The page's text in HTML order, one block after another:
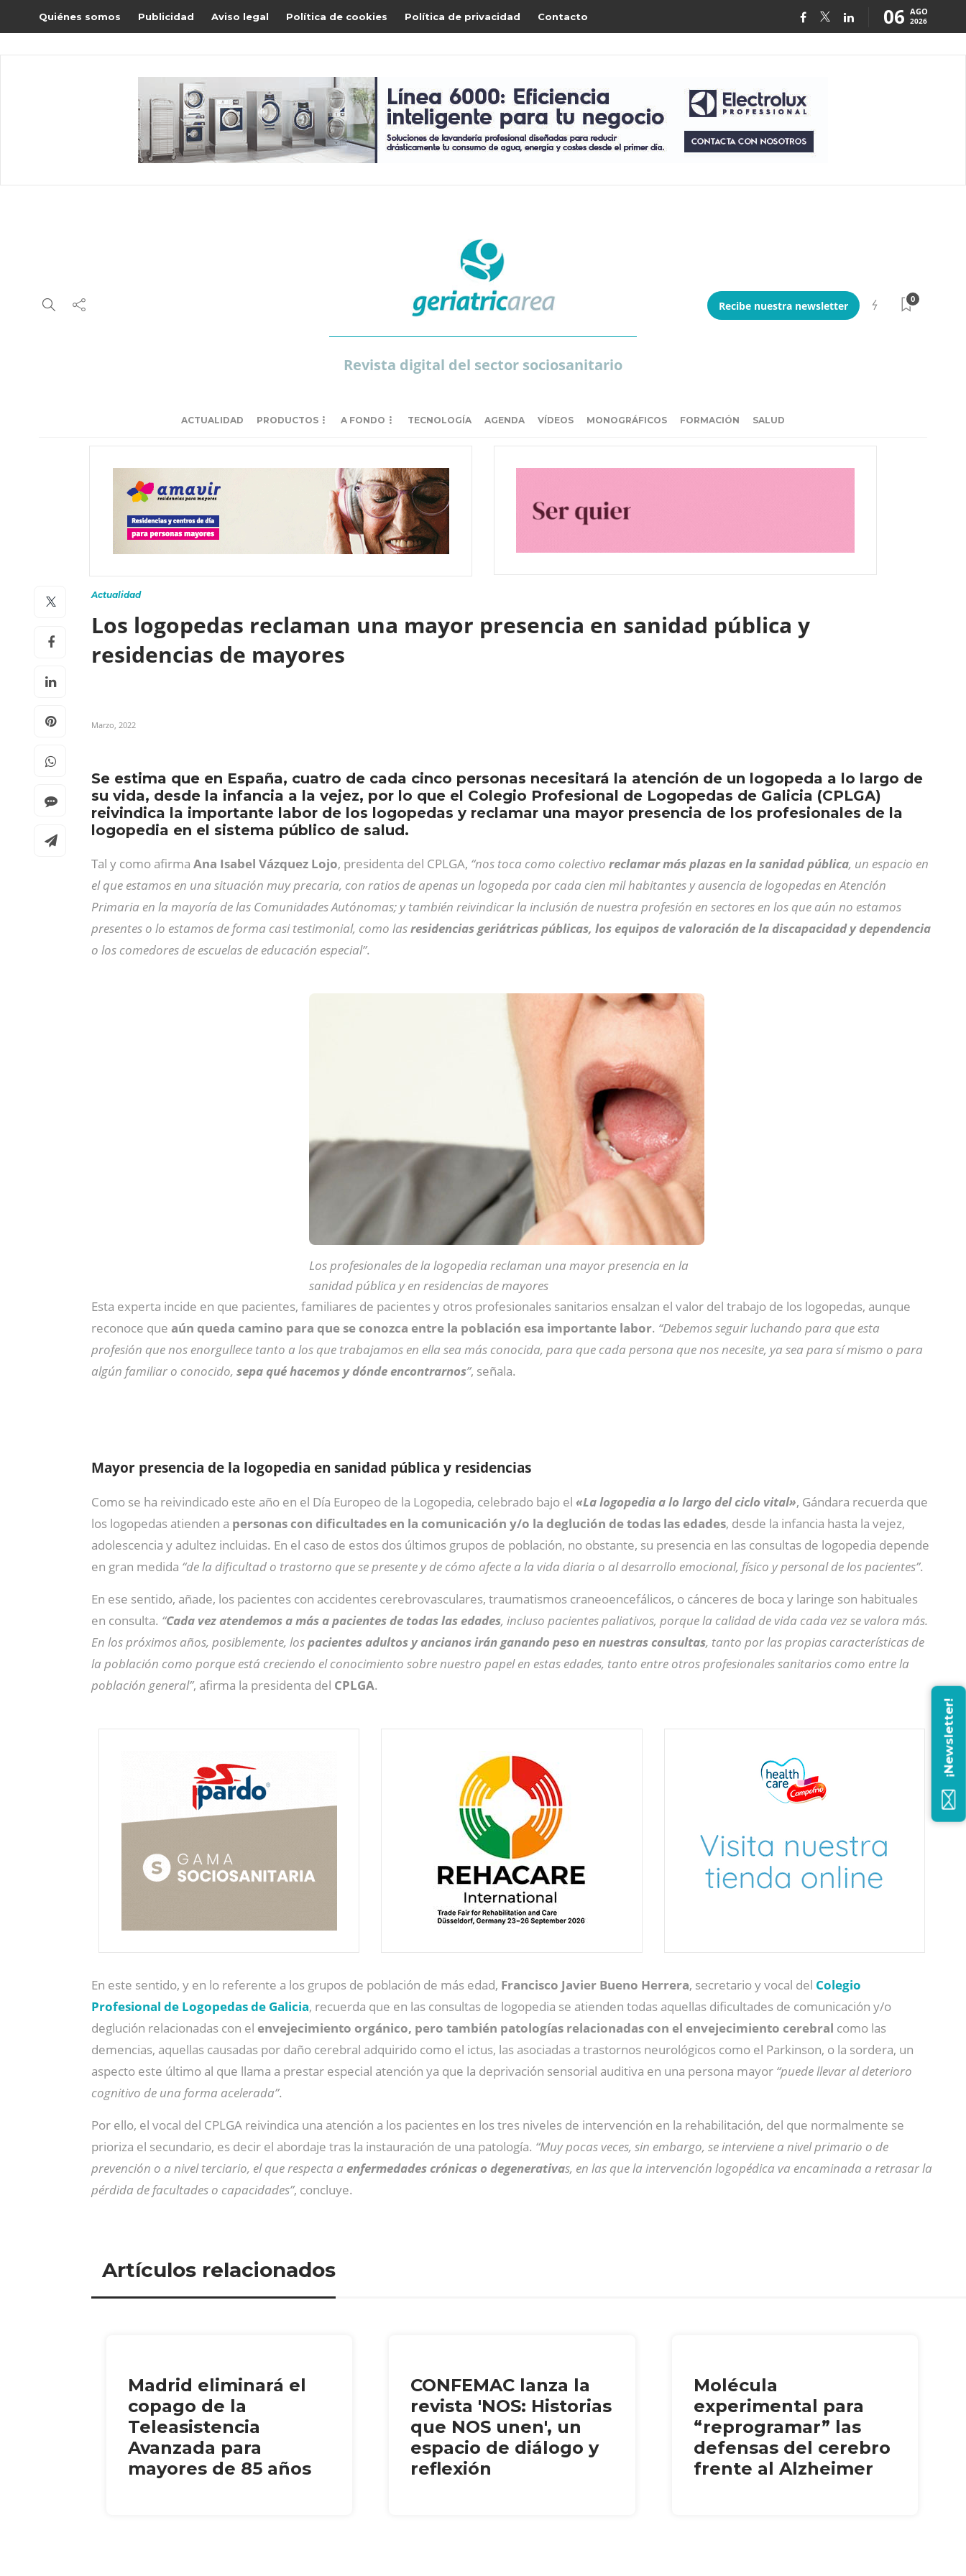
Quiénes somos Publicidad Aviso legal Política de cookies Política de privacidad Contacto 06 AGO
2026
Revista digital del sector sociosanitario
Recibe nuestra newsletter
0
ACTUALIDAD PRODUCTOS A FONDO TECNOLOGÍA AGENDA VÍDEOS MONOGRÁFICOS FORMACIÓN SALUD
Actualidad
Los logopedas reclaman una mayor presencia en sanidad pública y
residencias de mayores
Marzo, 2022
Se estima que en España, cuatro de cada cinco personas necesitará la atención de un logopeda a lo largo de
su vida, desde la infancia a la vejez, por lo que el Colegio Profesional de Logopedas de Galicia (CPLGA)
reivindica la importante labor de los logopedas y reclamar una mayor presencia de los profesionales de la
logopedia en el sistema público de salud.
Tal y como afirma Ana Isabel Vázquez Lojo, presidenta del CPLGA, “nos toca como colectivo reclamar más plazas en la sanidad pública, un espacio en
el que estamos en una situación muy precaria, con ratios de apenas un logopeda por cada cien mil habitantes y ausencia de logopedas en Atención
Primaria en la mayoría de las Comunidades Autónomas; y también reivindicar la inclusión de nuestra profesión en sectores en los que aún no estamos
presentes o lo estamos de forma casi testimonial, como lasresidencias geriátricas públicas, los equipos de valoración de la discapacidad y dependencia
o los comedores de escuelas de educación especial”.
Los profesionales de la logopedia reclaman una mayor presencia en la
sanidad pública y en residencias de mayores
Esta experta incide en que pacientes, familiares de pacientes y otros profesionales sanitarios ensalzan el valor del trabajo de los logopedas, aunque
reconoce que aún queda camino para que se conozca entre la población esa importante labor. “Debemos seguir luchando para que esta
profesión que nos enorgullece tanto a los que trabajamos en ella sea más conocida, para que cada persona que nos necesite, ya sea para sí mismo o para
algún familiar o conocido, sepa qué hacemos y dónde encontrarnos”, señala.
Mayor presencia de la logopedia en sanidad pública y residencias
Como se ha reivindicado este año en el Día Europeo de la Logopedia, celebrado bajo el «La logopedia a lo largo del ciclo vital», Gándara recuerda que
los logopedas atienden a personas con dificultades en la comunicación y/o la deglución de todas las edades, desde la infancia hasta la vejez,
adolescencia y adultez incluidas. En el caso de estos dos últimos grupos de población, no obstante, su presencia en las consultas de logopedia depende
en gran medida “de la dificultad o trastorno que se presente y de cómo afecte a la vida diaria o al desarrollo emocional, físico y personal de los pacientes”.
En ese sentido, añade, los pacientes con accidentes cerebrovasculares, traumatismos craneoencefálicos, o cánceres de boca y laringe son habituales
en consulta. “Cada vez atendemos a más a pacientes de todas las edades, incluso pacientes paliativos, porque la calidad de vida cada vez se valora más.
En los próximos años, posiblemente, lospacientes adultos y ancianos irán ganando peso en nuestras consultas, tanto por las propias características de
la población como porque está creciendo el conocimiento sobre nuestro papel en estas edades, tanto entre otros profesionales sanitarios como entre la
población general”, afirma la presidenta del CPLGA.
En este sentido, y en lo referente a los grupos de población de más edad, Francisco Javier Bueno Herrera, secretario y vocal del Colegio
Profesional de Logopedas de Galicia, recuerda que en las consultas de logopedia se atienden todas aquellas dificultades de comunicación y/o
deglución relacionadas con el envejecimiento orgánico, pero también patologías relacionadas con el envejecimiento cerebral como las
demencias, aquellas causadas por daño cerebral adquirido como el ictus, las asociadas a trastornos neurológicos como el Parkinson, o la sordera, un
aspecto este último al que llama a prestar especial atención ya que la deprivación sensorial auditiva en una persona mayor “puede llevar al deterioro
cognitivo de una forma acelerada”.
Por ello, el vocal del CPLGA reivindica una atención a los pacientes en los tres niveles de intervención en la rehabilitación, del que normalmente se
prioriza el secundario, es decir el abordaje tras la instauración de una patología. “Muy pocas veces, sin embargo, se interviene a nivel primario o de
prevención o a nivel terciario, el que respecta a enfermedades crónicas o degenerativas, en las que la intervención logopédica va encaminada a retrasar la
pérdida de facultades o capacidades”, concluye.
Artículos relacionados
Madrid eliminará el
copago de la
Teleasistencia
Avanzada para
mayores de 85 años
CONFEMAC lanza la
revista 'NOS: Historias
que NOS unen', un
espacio de diálogo y
reflexión
Molécula
experimental para
“reprogramar” las
defensas del cerebro
frente al Alzheimer
¡Newsletter!